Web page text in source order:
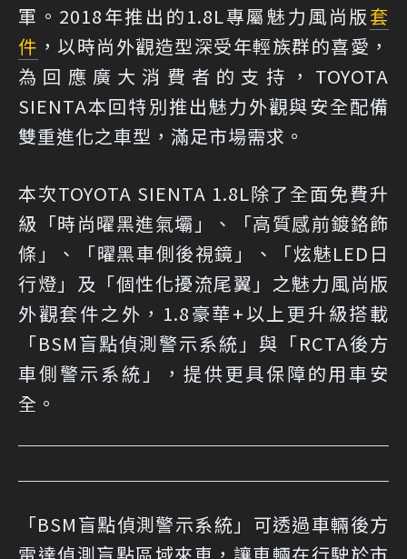
軍。2018年推出的1.8L專屬魅力風尚版套
件 ，以時尚外觀造型深受年輕族群的喜愛，
為回應廣大消費者的支持，TOYOTA
SIENTA本回特別推出魅力外觀與安全配備
雙重進化之車型，滿足市場需求。
本次TOYOTA SIENTA 1.8L除了全面免費升
級「時尚曜黑進氣壩」、「高質感前鍍鉻飾
條」、「曜黑車側後視鏡」、「炫魅LED日
行燈」及「個性化擾流尾翼」之魅力風尚版
外觀套件之外，1.8豪華+以上更升級搭載
「BSM盲點偵測警示系統」與「RCTA後方
車側警示系統」，提供更具保障的用車安
全。
「BSM盲點偵測警示系統」可透過車輛後方